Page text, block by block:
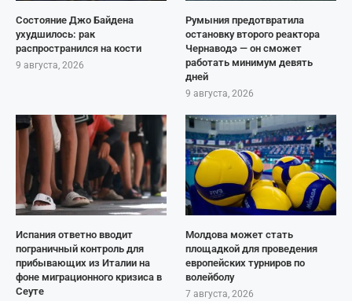
Состояние Джо Байдена
ухудшилось: рак
распространился на кости
9 августа, 2026
Румыния предотвратила
остановку второго реактора
Чернаводэ — он сможет
работать минимум девять
дней
9 августа, 2026
Испания ответно вводит
пограничный контроль для
прибывающих из Италии на
фоне миграционного кризиса в
Сеуте
Молдова может стать
площадкой для проведения
европейских турниров по
волейболу
7 августа, 2026